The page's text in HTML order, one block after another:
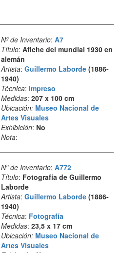
Nº de Inventario: A7
Título: Afiche del mundial 1930 en
alemán
Artista: Guillermo Laborde(1886-
1940)
Técnica: Impreso
Medidas: 207 x 100 cm
Ubicación: Museo Nacional de
Artes Visuales
Exhibición: No
Nota:
Nº de Inventario: A772
Título: Fotografía de Guillermo
Laborde
Artista: Guillermo Laborde(1886-
1940)
Técnica: Fotografía
Medidas: 23,5 x 17 cm
Ubicación: Museo Nacional de
Artes Visuales